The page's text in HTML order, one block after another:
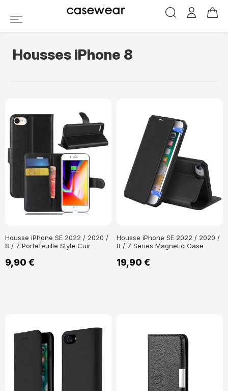
Housses iPhone 8
casewear
Housses iPhone 8
Housse iPhone SE 2022 / 2020 /
8 / 7 Portefeuille Style Cuir
9,90 €
Housse iPhone SE 2022 / 2020 /
8 / 7 Series Magnetic Case
19,90 €